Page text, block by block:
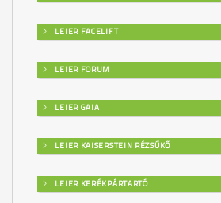
LEIER FACELIFT
LEIER FORUM
LEIER GAIA
LEIER KAISERSTEIN RÉZSŰKŐ
LEIER KERÉKPÁRTARTÓ